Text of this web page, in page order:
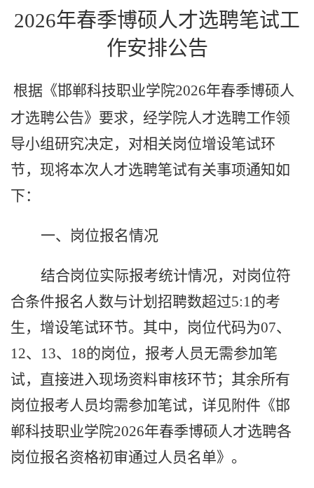
2026年春季博硕人才选聘笔试工
作安排公告
根据《邯郸科技职业学院2026年春季博硕人
才选聘公告》要求， 经学院人才选聘工作领
导小组研究决定，对相关岗位增设笔试环
节，现将本次人才选聘笔试有关事项通知如
下：
一、岗位报名情况
结合岗位实际报考统计情况，对岗位符
合条件报名人数与计划招聘数超过5:1的考
生，增设笔试环节。其中， 岗位代码为07、
12、13、18的岗位，报考人员无需参加笔
试，直接进入现场资料审核环节；其余所有
岗位报考人员均需参加笔试， 详见附件 《邯
郸科技职业学院2026年春季博硕人才选聘各
岗位报名资格初审通过人员名单》。